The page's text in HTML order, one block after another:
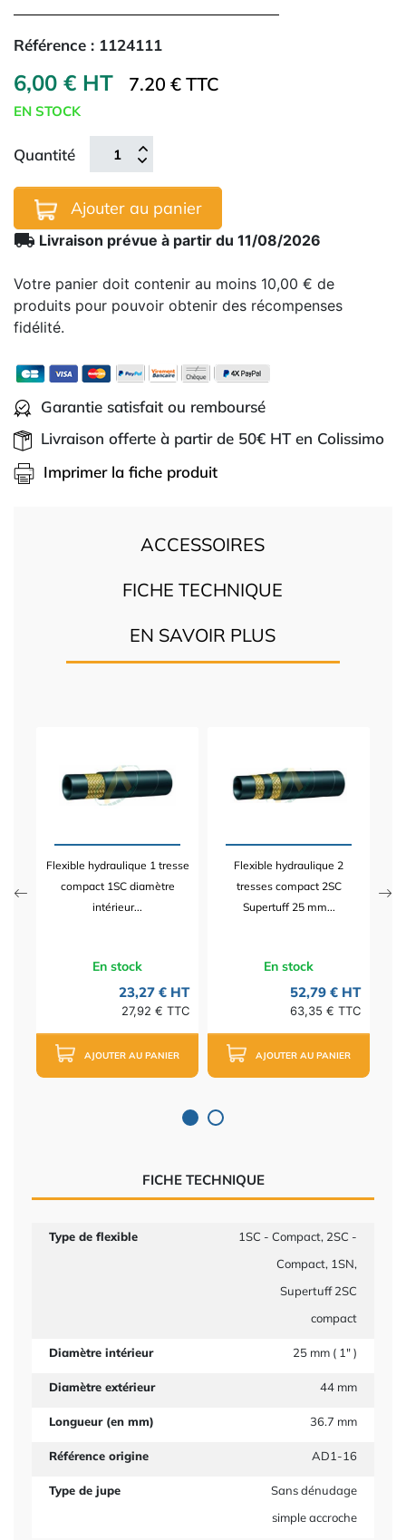
Référence : 1124111
6,00 € HT 7.20 € TTC
EN STOCK
Quantité
Ajouter au panier
local_shipping Livraison prévue à partir du 11/08/2026
Votre panier doit contenir au moins 10,00 € de
produits pour pouvoir obtenir des récompenses
fidélité.
Garantie satisfait ou remboursé
Livraison offerte à partir de 50€ HT en Colissimo
Imprimer la fiche produit
ACCESSOIRES
FICHE TECHNIQUE
EN SAVOIR PLUS
Flexible hydraulique 1 tresse
compact 1SC diamètre
intérieur...
En stock
23,27 € HT
27,92 € TTC
AJOUTER AU PANIER
Flexible hydraulique 2
tresses compact 2SC
Supertuff 25 mm...
En stock
52,79 € HT
63,35 € TTC
AJOUTER AU PANIER
FICHE TECHNIQUE
Type de flexible
1SC - Compact, 2SC -
Compact, 1SN,
Supertuff 2SC
compact
Diamètre intérieur 25 mm ( 1" )
Diamètre extérieur 44 mm
Longueur (en mm) 36.7 mm
Référence origine AD1-16
Type de jupe
Sans dénudage
simple accroche